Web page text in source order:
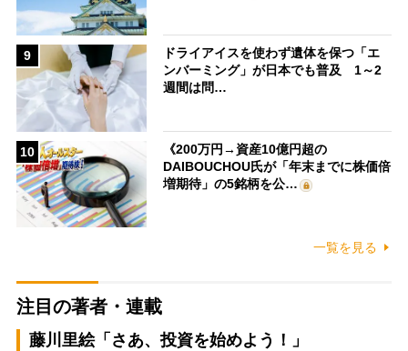
9
ドライアイスを使わず遺体を保つ「エ
ンバーミング」が日本でも普及 1～2
週間は問…
10
《200万円→資産10億円超の
DAIBOUCHOU氏が「年末までに株価倍
増期待」の5銘柄を公…
一覧を見る
注目の著者・連載
藤川里絵「さあ、投資を始めよう！」